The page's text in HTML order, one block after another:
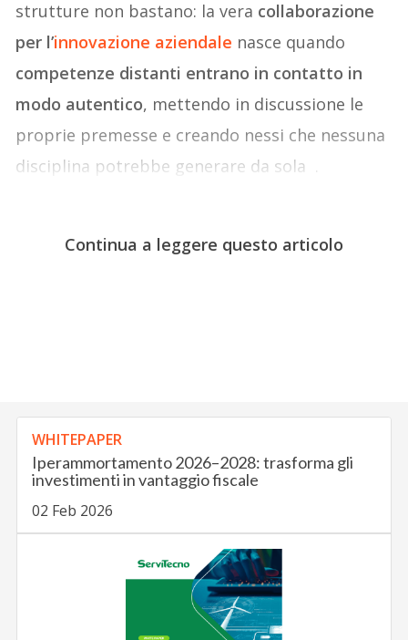
strutture non bastano: la vera collaborazione
per l’innovazione aziendale nasce quando
competenze distanti entrano in contatto in
modo autentico, mettendo in discussione le
proprie premesse e creando nessi che nessuna
disciplina potrebbe generare da sola .
Continua a leggere questo articolo
WHITEPAPER
Iperammortamento 2026–2028: trasforma gli
investimenti in vantaggio fiscale
02 Feb 2026